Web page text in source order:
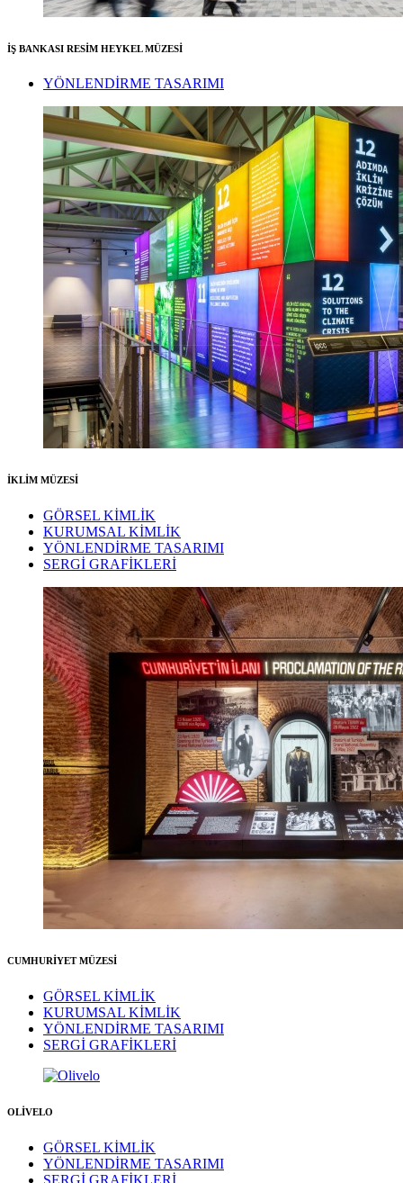
İŞ BANKASI RESİM HEYKEL MÜZESİ
YÖNLENDİRME TASARIMI
İKLİM MÜZESİ
GÖRSEL KİMLİK
KURUMSAL KİMLİK
YÖNLENDİRME TASARIMI
SERGİ GRAFİKLERİ
CUMHURİYET MÜZESİ
GÖRSEL KİMLİK
KURUMSAL KİMLİK
YÖNLENDİRME TASARIMI
SERGİ GRAFİKLERİ
OLİVELO
GÖRSEL KİMLİK
YÖNLENDİRME TASARIMI